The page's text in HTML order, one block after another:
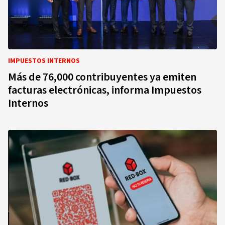
IMPUESTOS INTERNOS
Más de 76,000 contribuyentes ya emiten
facturas electrónicas, informa Impuestos
Internos